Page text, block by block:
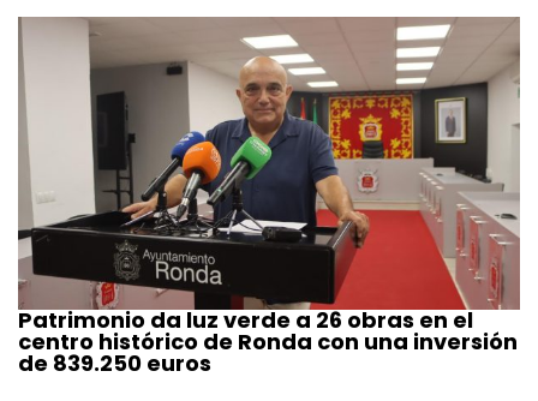
Patrimonio da luz verde a 26 obras en el
centro histórico de Ronda con una inversión
de 839.250 euros